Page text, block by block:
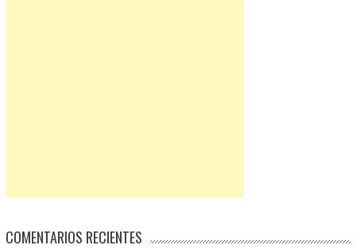
COMENTARIOS RECIENTES